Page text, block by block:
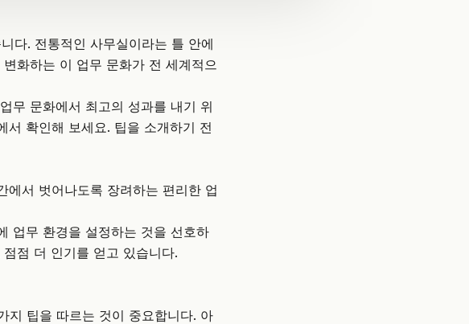
다. 전통적인 사무실이라는 틀 안에
화하는 이 업무 문화가 전 세계적으
무 문화에서 최고의 성과를 내기 위
서 확인해 보세요. 팁을 소개하기 전
에서 벗어나도록 장려하는 편리한 업
업무 환경을 설정하는 것을 선호하
점 더 인기를 얻고 있습니다.
지 팁을 따르는 것이 중요합니다. 아